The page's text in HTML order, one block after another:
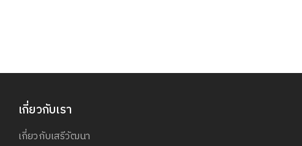
เกี่ยวกับเรา
เกี่ยวกับเสรีวัฒนา